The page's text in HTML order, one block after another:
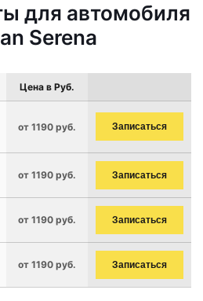
для автомобиля
Serena
Цена в Руб.
от 1190 руб. Записаться
от 1190 руб. Записаться
от 1190 руб. Записаться
от 1190 руб. Записаться